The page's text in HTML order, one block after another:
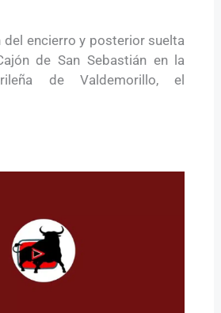
del encierro y posterior suelta
de San Sebastián en la
de Valdemorillo, el